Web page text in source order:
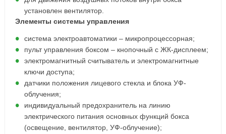
установлен вентилятор.
Элементы системы управления
система электроавтоматики – микропроцессорная;
пульт управления боксом – кнопочный с ЖК-дисплеем;
электромагнитный считыватель и электромагнитные
ключи доступа;
датчики положения лицевого стекла и блока УФ-
облучения;
индивидуальный предохранитель на линию
электрического питания основных функций бокса
(освещение, вентилятор, УФ-облучение);